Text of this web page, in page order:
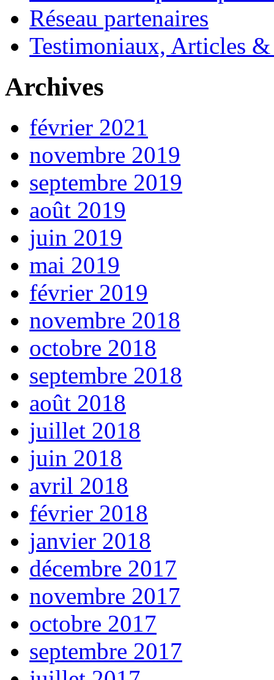
Réseau partenaires
Testimoniaux, Articles
Archives
février 2021
novembre 2019
septembre 2019
août 2019
juin 2019
mai 2019
février 2019
novembre 2018
octobre 2018
septembre 2018
août 2018
juillet 2018
juin 2018
avril 2018
février 2018
janvier 2018
décembre 2017
novembre 2017
octobre 2017
septembre 2017